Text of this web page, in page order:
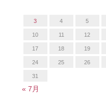
3 4 5
10 11 12
17 18 19
24 25 26
31
« 7月